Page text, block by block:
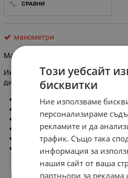
СРАВНИ
манометри
Манометър 0-1.6 MPa. Ф60 M10
Индикаторен манометър с обхват
диаметър Ф60mm.
Обхват на измерване: 0 до 1.6
Клас на точност: 2.5
Чувствителен елемент -
Присъединяване: щуцер M10
Производител: България
Този уебсайт
бисквитки
Ние използваме
персонализираме
рекламите и да
трафик. Също така
информация за
нашия сайт от ваша
партньори за реклама